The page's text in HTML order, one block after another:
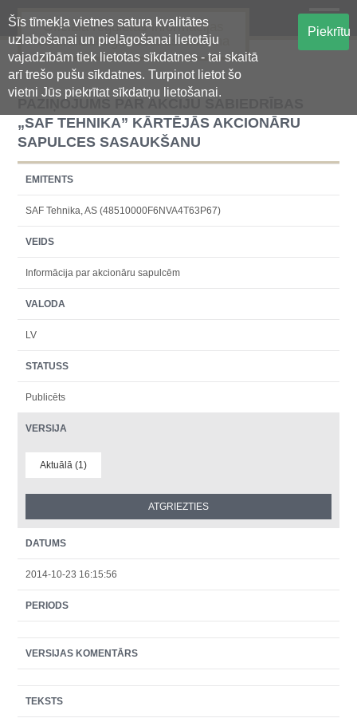
Šīs tīmekļa vietnes satura kvalitātes
uzlabošanai un pielāgošanai lietotāju
vajadzībām tiek lietotas sīkdatnes - tai skaitā
arī trešo pušu sīkdatnes. Turpinot lietot šo
vietni Jūs piekrītat sīkdatņu lietošanai.
Piekrītu
Oficiālā regulētās informācijas
centralizētā glabāšanas sistēma
PAZIŅOJUMS PAR AKCIJU SABIEDRĪBAS
„SAF TEHNIKA” KĀRTĒJĀS AKCIONĀRU
SAPULCES SASAUKŠANU
EMITENTS
SAF Tehnika, AS (48510000F6NVA4T63P67)
VEIDS
Informācija par akcionāru sapulcēm
VALODA
LV
STATUSS
Publicēts
VERSIJA
Aktuālā (1)
DATUMS
2014-10-23 16:15:56
PERIODS
VERSIJAS KOMENTĀRS
TEKSTS